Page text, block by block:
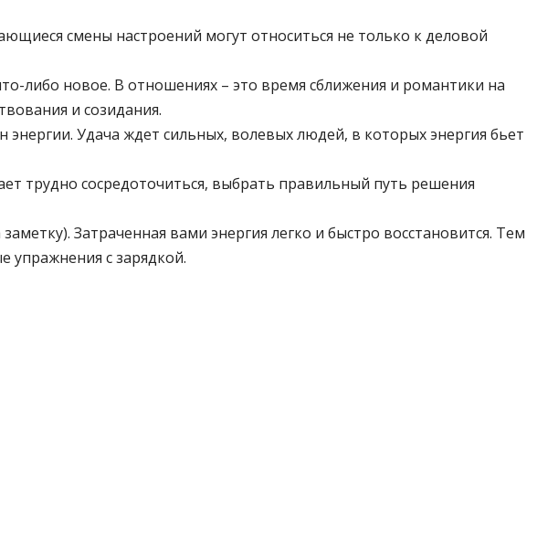
смены настроений могут относиться не только к деловой
либо новое. В отношениях – это время сближения и романтики на
и созидания.
Удача ждет сильных, волевых людей, в которых энергия бьет
трудно сосредоточиться, выбрать правильный путь решения
Затраченная вами энергия легко и быстро восстановится. Тем
упражнения с зарядкой.